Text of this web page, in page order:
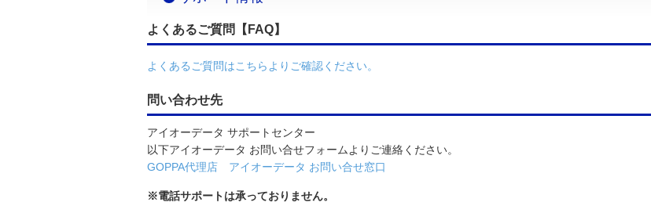
よくあるご質問【FAQ】
よくあるご質問はこちらよりご確認ください。
問い合わせ先
アイオーデータ サポートセンター
以下アイオーデータ お問い合せフォームよりご連絡ください。
GOPPA代理店 アイオーデータ お問い合せ窓口
※電話サポートは承っておりません。